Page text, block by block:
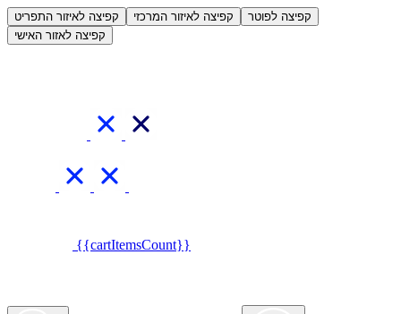
קפיצה לאיזור התפריט קפיצה לאיזור המרכזי
קפיצה לפוטר
קפיצה לאזור האישי
{{cartItemsCount}}